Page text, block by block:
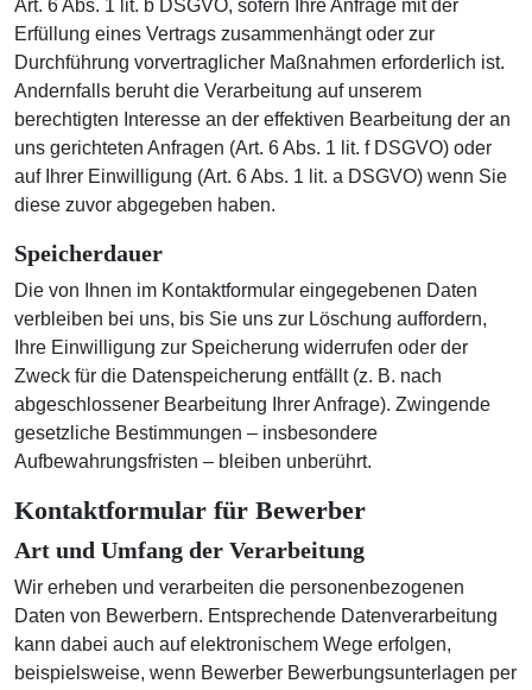
Art. 6 Abs. 1 lit. b DSGVO, sofern Ihre Anfrage mit der
Erfüllung eines Vertrags zusammenhängt oder zur
Durchführung vorvertraglicher Maßnahmen erforderlich ist.
Andernfalls beruht die Verarbeitung auf unserem
berechtigten Interesse an der effektiven Bearbeitung der an
uns gerichteten Anfragen (Art. 6 Abs. 1 lit. f DSGVO) oder
auf Ihrer Einwilligung (Art. 6 Abs. 1 lit. a DSGVO) wenn Sie
diese zuvor abgegeben haben.
Speicherdauer
Die von Ihnen im Kontaktformular eingegebenen Daten
verbleiben bei uns, bis Sie uns zur Löschung auffordern,
Ihre Einwilligung zur Speicherung widerrufen oder der
Zweck für die Datenspeicherung entfällt (z. B. nach
abgeschlossener Bearbeitung Ihrer Anfrage). Zwingende
gesetzliche Bestimmungen – insbesondere
Aufbewahrungsfristen – bleiben unberührt.
Kontaktformular für Bewerber
Art und Umfang der Verarbeitung
Wir erheben und verarbeiten die personenbezogenen
Daten von Bewerbern. Entsprechende Datenverarbeitung
kann dabei auch auf elektronischem Wege erfolgen,
beispielsweise, wenn Bewerber Bewerbungsunterlagen per